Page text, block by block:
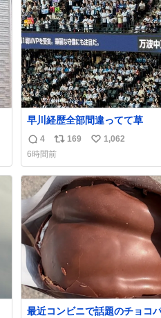
早川経歴全部間違ってて草
返
信
数
4
リ
ポ
ス
ト
数
169
い
ね
数
1,062
6時間前
最近コンビニで話題のチョコ